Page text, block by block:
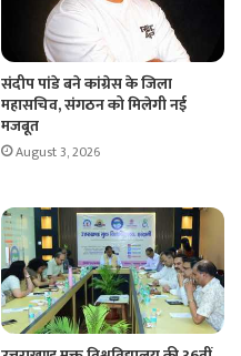
संदीप पांडे बने कांग्रेस के जिला
महासचिव, संगठन को मिलेगी नई
मजबूत
August 3, 2026